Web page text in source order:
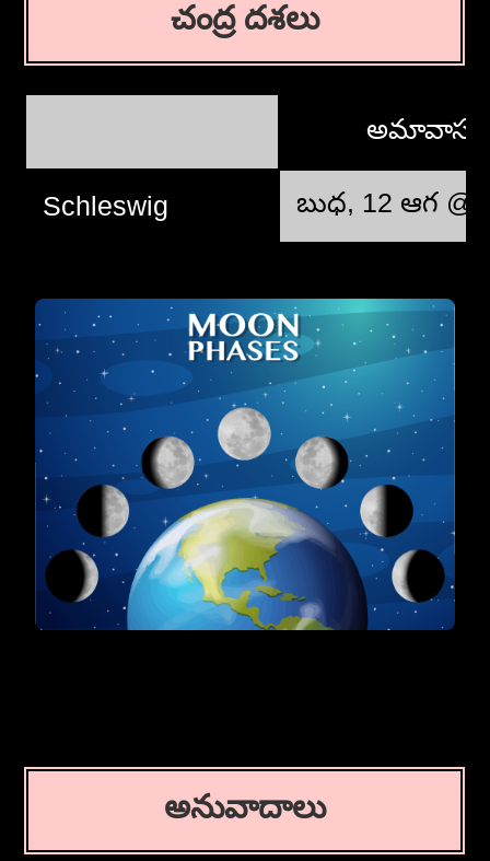
చంద్ర దశలు
Schleswig బుధ, 12 ఆగ @
అనువాదాలు